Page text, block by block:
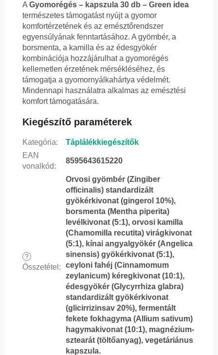
A Gyomorégés – kapszula 30 db – Green idea
természetes támogatást nyújt a gyomor
komfortérzetének és az emésztőrendszer
egyensúlyának fenntartásához. A gyömbér, a
borsmenta, a kamilla és az édesgyökér
kombinációja hozzájárulhat a gyomorégés
kellemetlen érzetének mérsékléséhez, és
támogatja a gyomornyálkahártya védelmét.
Mindennapi használatra alkalmas az emésztési
komfort támogatására.
Kiegészítő paraméterek
Kategória:
Táplálékkiegészítők
EAN
vonalkód:
8595643615220
?
Összetétel :
Orvosi gyömbér (Zingiber
officinalis) standardizált
gyökérkivonat (gingerol 10%),
borsmenta (Mentha piperita)
levélkivonat (5:1), orvosi kamilla
(Chamomilla recutita) virágkivonat
(5:1), kínai angyalgyökér (Angelica
sinensis) gyökérkivonat (5:1),
ceyloni fahéj (Cinnamomum
zeylanicum) kéregkivonat (10:1),
édesgyökér (Glycyrrhiza glabra)
standardizált gyökérkivonat
(glicirrizinsav 20%), fermentált
fekete fokhagyma (Allium sativum)
hagymakivonat (10:1), magnézium-
sztearát (töltőanyag), vegetáriánus
kapszula.